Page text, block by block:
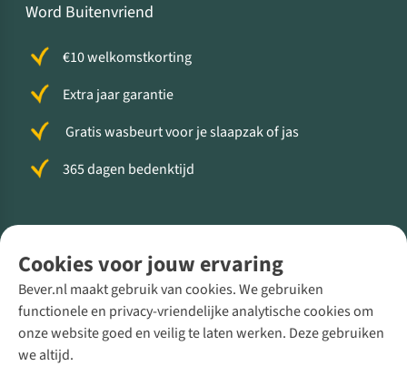
Cookies voor jouw ervaring
Bever.nl maakt gebruik van cookies. We gebruiken
functionele en privacy-vriendelijke analytische cookies om
onze website goed en veilig te laten werken. Deze gebruiken
we altijd.
Word Buitenvriend
€10 welkomstkorting
Extra jaar garantie
Gratis wasbeurt voor je slaapzak of jas
365 dagen bedenktijd
Direct advies van een Buitenexpert